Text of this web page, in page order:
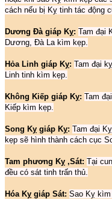
cách nếu bị Kỵ tinh tác động
Dương Đà giáp Kỵ: Tam đại
Dương, Đà La kìm kẹp.
Hỏa Linh giáp Kỵ: Tam đại
Linh tinh kìm kẹp.
Không Kiếp giáp Kỵ: Tam
Kiếp kìm kẹp.
Song Kỵ giáp Kỵ: Tam đại
kẹp sẽ hình thành cách cục
Tam phương Kỵ ,Sát: Tại
đều có sát tinh trấn thủ.
Hóa Kỵ giáp Sát: Sao Kỵ